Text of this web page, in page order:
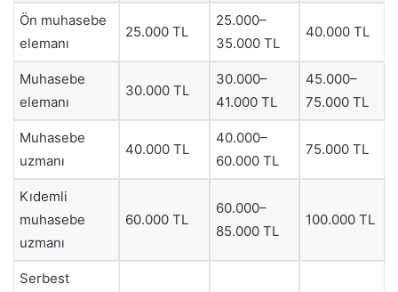
Ön muhasebe
elemanı
25.000 TL
25.000–
35.000 TL
40.000 TL
Muhasebe
elemanı
30.000 TL
30.000–
41.000 TL
45.000–
75.000 TL
Muhasebe
uzmanı
40.000 TL
40.000–
60.000 TL
75.000 TL
Kıdemli
muhasebe
uzmanı
60.000 TL
60.000–
85.000 TL
100.000 TL
Serbest